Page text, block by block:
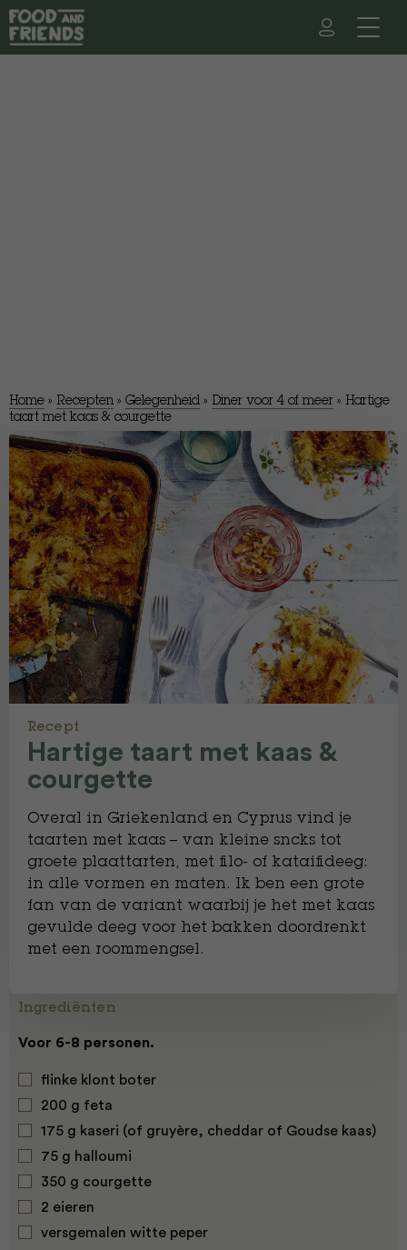
Home » Recepten » Gelegenheid » Diner voor 4 of meer » Hartige
taart met kaas & courgette
Recept
Hartige taart met kaas &
courgette
Overal in Griekenland en Cyprus vind je
taarten met kaas – van kleine sncks tot
groete plaattarten, met filo- of kataifideeg:
in alle vormen en maten. Ik ben een grote
fan van de variant waarbij je het met kaas
gevulde deeg voor het bakken doordrenkt
met een roommengsel.
Ingrediënten
Voor 6-8 personen.
flinke klont boter
200 g feta
175 g kaseri (of gruyère, cheddar of Goudse kaas)
75 g halloumi
350 g courgette
2 eieren
versgemalen witte peper